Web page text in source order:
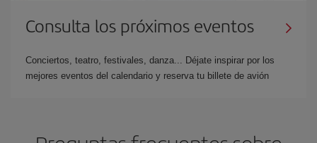
Consulta los próximos eventos
Conciertos, teatro, festivales, danza... Déjate inspirar por los
mejores eventos del calendario y reserva tu billete de avión